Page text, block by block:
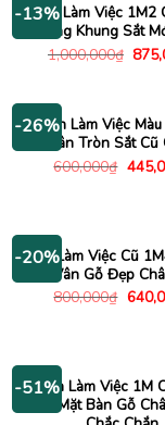
-13%
Bàn Làm Việc 1M2
Sáng Khung Sắt
1,000,000₫ Giá
-26%Bàn Làm Việc
Chân Tròn Sắt Cũ
600,000₫ Giá
-20%
Bàn Làm Việc Cũ
Mặt Vân Gỗ Đẹp
800,000₫ Giá
-51%Bàn Làm Việc 1M
Xám Mặt Bàn Gỗ